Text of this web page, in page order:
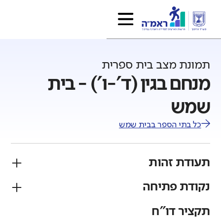
תמונת מצב בית ספרית
מנחם בגין (ד'-ו') - בית
שמש
כל בתי הספר בבית שמש
תעודת זהות
פיקוח
נקודת פתיחה
תקציר דו"ח